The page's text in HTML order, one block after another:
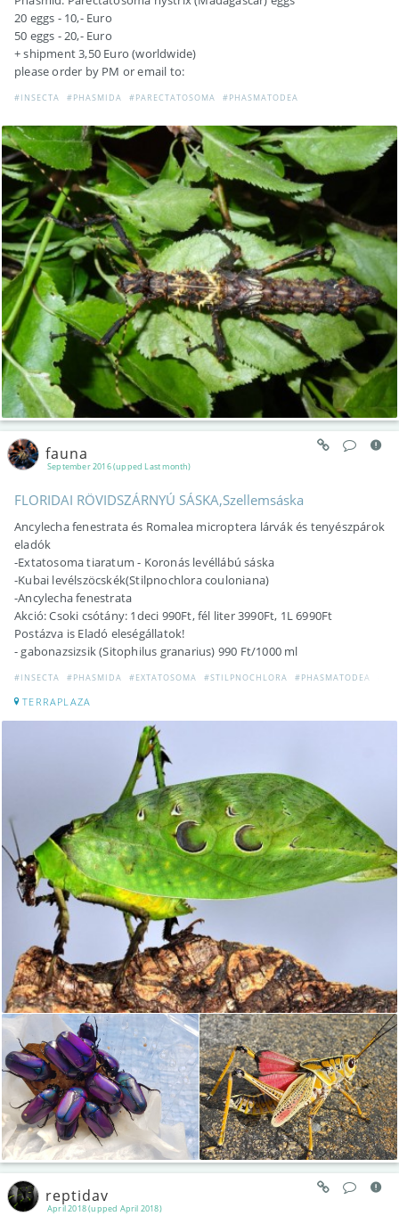
20 eggs - 10,- Euro
50 eggs - 20,- Euro
+ shipment 3,50 Euro (worldwide)
please order by PM or email to:
#INSECTA #PHASMIDA #PARECTATOSOMA #PHASMATODEA
September 2016 (upped Last month)
fauna
FLORIDAI RÖVIDSZÁRNYÚ SÁSKA,Szellemsáska
Ancylecha fenestrata és Romalea microptera lárvák és tenyészpárok
eladók
-Extatosoma tiaratum - Koronás levéllábú sáska
-Kubai levélszöcskék(Stilpnochlora couloniana)
-Ancylecha fenestrata
Akció: Csoki csótány: 1deci 990Ft, fél liter 3990Ft, 1L 6990Ft
Postázva is Eladó eleségállatok!
- gabonazsizsik (Sitophilus granarius) 990 Ft/1000 ml
#INSECTA #PHASMIDA #EXTATOSOMA #STILPNOCHLORA #PHASMATODEA
TERRAPLAZA
April 2018 (upped April 2018)
reptidav